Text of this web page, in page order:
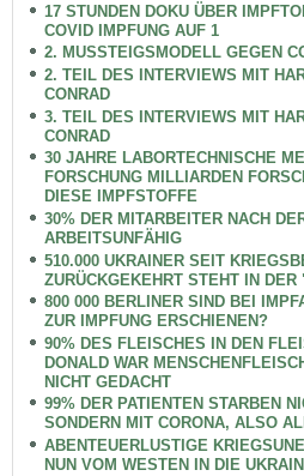
17 STUNDEN DOKU ÜBER
COVID IMPFUNG AUF 1
2. MUSSTEIGSMODELL GEGEN
2. TEIL DES INTERVIEWS MIT
CONRAD
3. TEIL DES INTERVIEWS MIT
CONRAD
30 JAHRE LABORTECHNISCHE
FORSCHUNG MILLIARDEN
DIESE IMPFSTOFFE
30% DER MITARBEITER NACH
ARBEITSUNFÄHIG
510.000 UKRAINER SEIT
ZURÜCKGEKEHRT STEHT IN
800 000 BERLINER SIND BEI
ZUR IMPFUNG ERSCHIENEN?
90% DES FLEISCHES IN DEN
DONALD WAR
NICHT GEDACHT
99% DER PATIENTEN STARBEN
SONDERN MIT CORONA, ALSO
ABENTEUERLUSTIGE
NUN VOM WESTEN IN DIE